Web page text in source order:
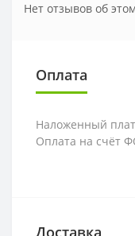
Нет отзывов об
Оплата
Наложенный
Оплата на счёт
Доставка